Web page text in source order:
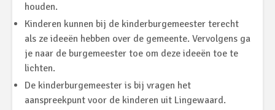
houden.
Kinderen kunnen bij de kinderburgemeester terecht
als ze ideeën hebben over de gemeente. Vervolgens ga
je naar de burgemeester toe om deze ideeën toe te
lichten.
De kinderburgemeester is bij vragen het
aanspreekpunt voor de kinderen uit Lingewaard.